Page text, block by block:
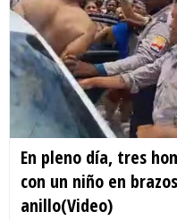
En pleno día, tres
con un niño en
anillo(Video)